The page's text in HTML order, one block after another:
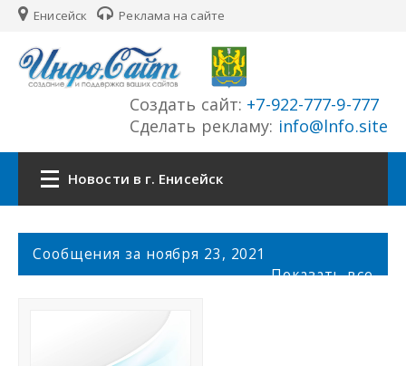
Енисейск Реклама на сайте
Создать сайт: +7-922-777-9-777
Сделать рекламу: info@lnfo.site
Новости в г. Енисейск
Главная
Сообщения за ноября 23, 2021
Показать все